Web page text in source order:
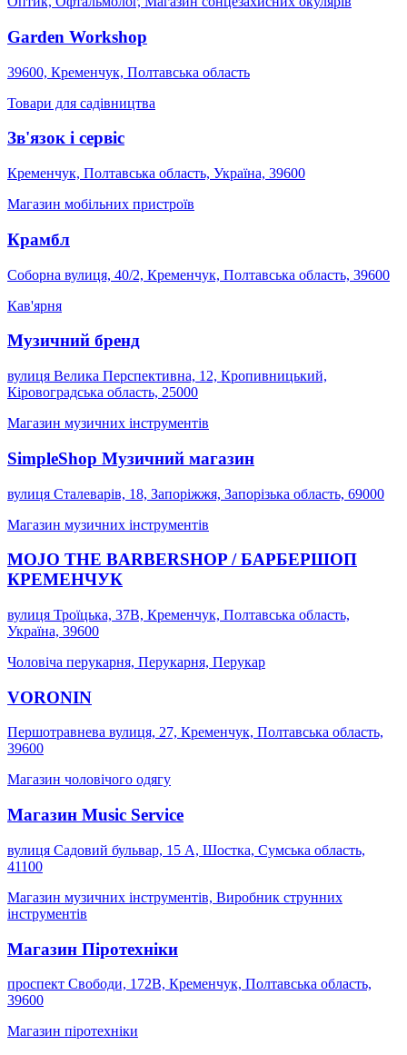
Garden Workshop
39600, Кременчук, Полтавська область
Товари для садівництва
Зв'язок і сервіс
Кременчук, Полтавська область, Україна, 39600
Магазин мобільних пристроїв
Крамбл
Соборна вулиця, 40/2, Кременчук, Полтавська область, 39600
Кав'ярня
Музичний бренд
вулиця Велика Перспективна, 12, Кропивницький,
Кіровоградська область, 25000
Магазин музичних інструментів
SimpleShop Музичний магазин
вулиця Сталеварів, 18, Запоріжжя, Запорізька область, 69000
Магазин музичних інструментів
MOJO THE BARBERSHOP / БАРБЕРШОП
КРЕМЕНЧУК
вулиця Троїцька, 37В, Кременчук, Полтавська область,
Україна, 39600
Чоловіча перукарня, Перукарня, Перукар
VORONIN
Першотравнева вулиця, 27, Кременчук, Полтавська область,
39600
Магазин чоловічого одягу
Магазин Music Service
вулиця Садовий бульвар, 15 А, Шостка, Сумська область,
41100
Магазин музичних інструментів, Виробник струнних
інструментів
Магазин Піротехніки
проспект Свободи, 172В, Кременчук, Полтавська область,
39600
Магазин піротехніки